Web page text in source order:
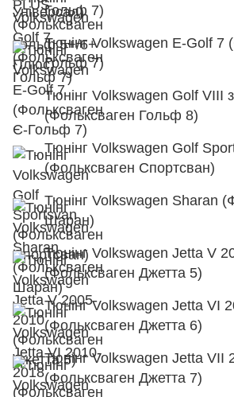
Гольф 7)
Тюнінг Volkswagen E-Golf 7
Гольф 7)
Тюнінг Volkswagen Golf VIII
(Фольксваген Гольф 8)
Тюнінг Volkswagen Golf
(Фольксваген Спортсван)
Тюнінг Volkswagen Sharan
Шаран)
Тюнінг Volkswagen Jetta V
(Фольксваген Джетта 5)
Тюнінг Volkswagen Jetta VI
(Фольксваген Джетта 6)
Тюнінг Volkswagen Jetta VII
(Фольксваген Джетта 7)